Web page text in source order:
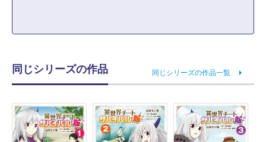
同じシリーズの作品 同じシリーズの作品一覧